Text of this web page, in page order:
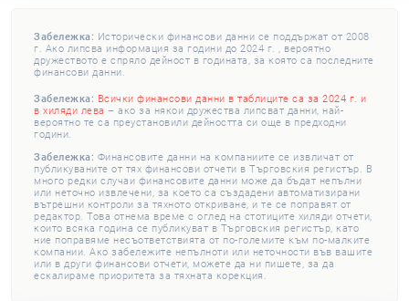
Забележка: Исторически финансови данни се поддържат от 2008
г. Ако липсва информация за години до 2024 г. , вероятно
дружеството е спряло дейност в годината, за която са последните
финансови данни.
Забележка: Всички финансови данни в таблиците са за 2024 г. и
в хиляди лева – ако за някои дружества липсват данни, най-
вероятно те са преустановили дейността си още в предходни
години.
Забележка: Финансовите данни на компаниите се извличат от
публикуваните от тях финансови отчети в Търговския регистър. В
много редки случаи финансовите данни може да бъдат непълни
или неточно извлечени, за което са създадени автоматизирани
вътрешни контроли за тяхното откриване, и те се поправят от
редактор. Това отнема време с оглед на стотиците хиляди отчети,
които всяка година се публикуват в Търговския регистър, като
ние поправяме несъответствията от по-големите към по-малките
компании. Ако забележите непълноти или неточности във вашите
или в други финансови отчети, можете да ни пишете, за да
ескалираме приоритета за тяхната корекция.